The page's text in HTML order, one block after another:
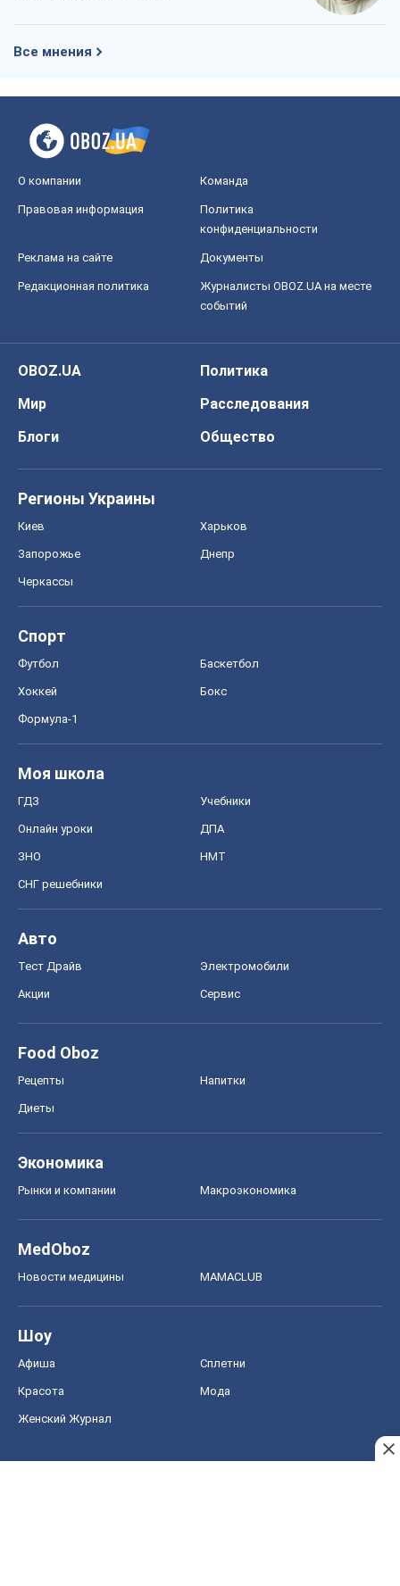
Все мнения
О компании Команда
Правовая информация
Политика
конфиденциальности
Реклама на сайте Документы
Редакционная политика
Журналисты OBOZ.UA на месте
событий
OBOZ.UA
Политика
Мир
Расследования
Блоги
Общество
Регионы Украины
Киев Харьков
Запорожье Днепр
Черкассы
Спорт
Футбол Баскетбол
Хоккей Бокс
Формула-1
Моя школа
ГДЗ Учебники
Онлайн уроки ДПА
ЗНО НМТ
СНГ решебники
Авто
Тест Драйв Электромобили
Акции Сервис
Food Oboz
Рецепты Напитки
Диеты
Экономика
Рынки и компании Mакроэкономика
MedOboz
Новости медицины MAMACLUB
Шоу
Афиша Сплетни
Красота Мода
Женский Журнал